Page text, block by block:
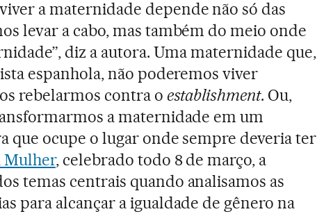
a maternidade depende não só das
levar a cabo, mas também do meio onde
diz a autora. Uma maternidade que,
espanhola, não poderemos viver
rebelarmos contra o establishment. Ou,
a maternidade em um
que ocupe o lugar onde sempre deveria ter
Mulher, celebrado todo 8 de março, a
temas centrais quando analisamos as
para alcançar a igualdade de gênero na